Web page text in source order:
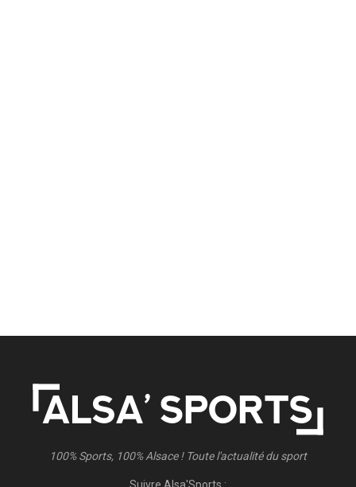
100% Sports, 100% Alsace ! Toute l'actualité du sport